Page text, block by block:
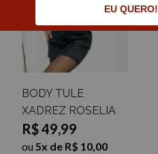
BODY TULE
XADREZ ROSELIA
R$ 49,99
ou 5x de R$ 10,00
EU QUERO!